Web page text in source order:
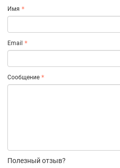
Имя
Email
Сообщение
Полезный отзыв?